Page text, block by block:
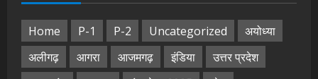
Home P-1 P-2 Uncategorized
अयोध्या
अलीगढ़
आगरा आजमगढ़ इंडिया
उत्तर प्रदेश